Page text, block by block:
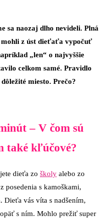
sa naozaj dlho nevideli. Plná
mohli z úst dieťaťa vypočuť
„len“ o najvyššie
celkom samé. Pravidlo
miesto. Prečo?
– V čom sú
také kľúčové?
dieťa zo školy alebo zo
posedenia s kamoškami,
Dieťa vás víta s nadšením,
s ním. Mohlo prežiť super